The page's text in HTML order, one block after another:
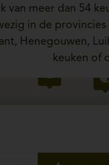
van meer dan 54
in de
Henegouwen,
keuken of